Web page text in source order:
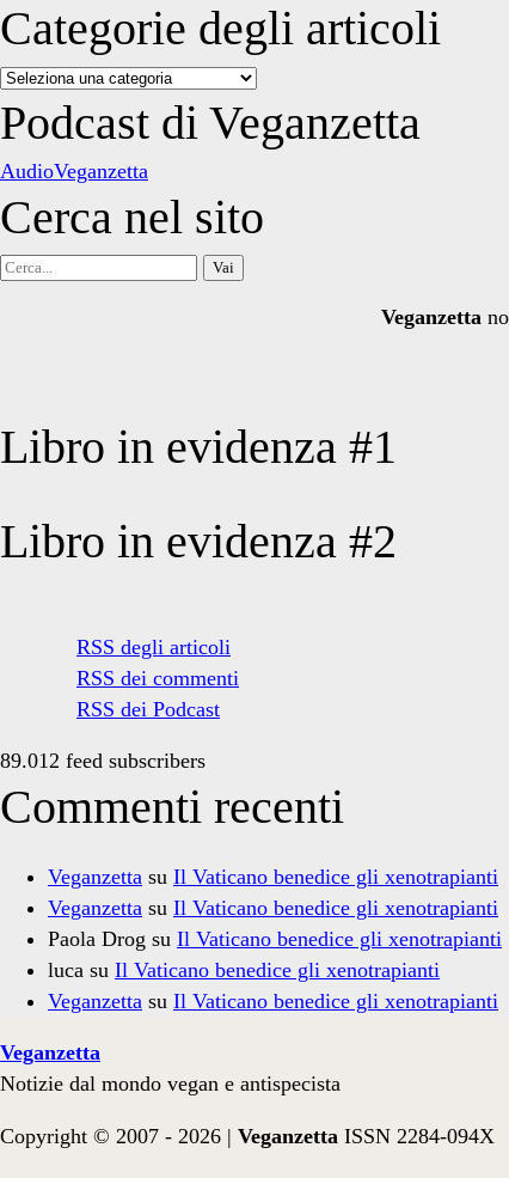
Categorie degli articoli
Categorie
degli
articoli
Podcast di Veganzetta
AudioVeganzetta
Cerca nel sito
Cerca
Veganzetta
Libro in evidenza #1
Libro in evidenza #2
RSS degli articoli
RSS dei commenti
RSS dei Podcast
89.012 feed subscribers
Commenti recenti
Veganzetta su Il Vaticano benedice gli xenotrapianti
Veganzetta su Il Vaticano benedice gli xenotrapianti
Paola Drog su Il Vaticano benedice gli xenotrapianti
luca su Il Vaticano benedice gli xenotrapianti
Veganzetta su Il Vaticano benedice gli xenotrapianti
Veganzetta
Notizie dal mondo vegan e antispecista
Copyright © 2007 - 2026 | Veganzetta ISSN 2284-094X